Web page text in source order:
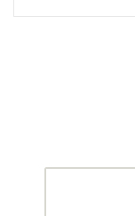
หมั่นดูแลความ